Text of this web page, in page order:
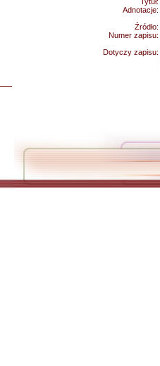
Adnotacje:
Źródło:
Numer zapisu:
Dotyczy zapisu: